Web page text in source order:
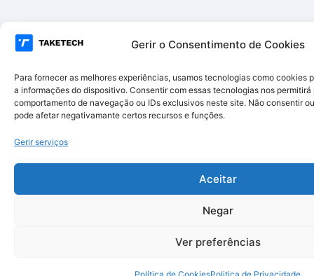
Gerir o Consentimento de Cookies
Para fornecer as melhores experiências, usamos tecnologias como cookies
a informações do dispositivo. Consentir com essas tecnologias nos
comportamento de navegação ou IDs exclusivos neste site. Não consentir
pode afetar negativamante certos recursos e funções.
Gerir serviços
Aceitar
Negar
Ver preferências